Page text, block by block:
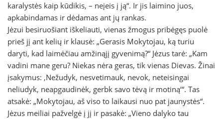
karalystės kaip kūdikis, – neįeis į ją“. Ir jis laimino juos,
apkabindamas ir dėdamas ant jų rankas.
Jėzui besiruošiant iškeliauti, vienas žmogus pribėgęs puolė
prieš jį ant kelių ir klausė: „Gerasis Mokytojau, ką turiu
daryti, kad laimėčiau amžinąjį gyvenimą?“ Jėzus tarė: „Kam
vadini mane geru? Niekas nėra geras, tik vienas Dievas. Žinai
įsakymus: ‚Nežudyk, nesvetimauk, nevok, neteisingai
neliudyk, neapgaudinėk, gerbk savo tėvą ir motiną‘“. Tas
atsakė: „Mokytojau, aš viso to laikausi nuo pat jaunystės“.
Jėzus meiliai pažvelgė į jį ir pasakė: „Vieno dalyko tau